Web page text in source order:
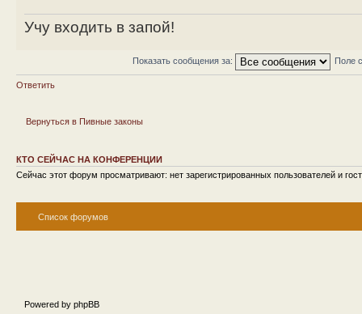
Учу входить в запой!
Показать сообщения за: Поле
Ответить
Вернуться в Пивные законы
КТО СЕЙЧАС НА КОНФЕРЕНЦИИ
Сейчас этот форум просматривают: нет зарегистрированных пользователей и
Список форумов
Powered by phpBB